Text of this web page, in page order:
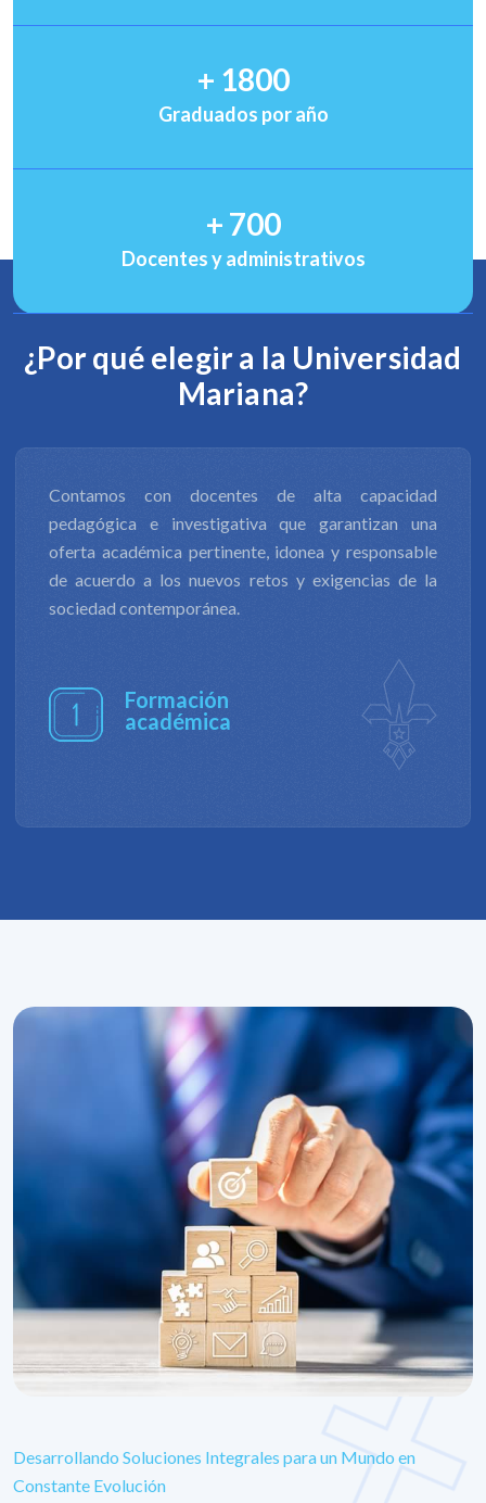
+ 1800
Graduados por año
+ 700
Docentes y administrativos
¿Por qué elegir a la Universidad
Mariana?
Contamos con docentes de alta capacidad
pedagógica e investigativa que garantizan una
oferta académica pertinente, idonea y responsable
de acuerdo a los nuevos retos y exigencias de la
sociedad contemporánea.
Formación
académica
Desarrollando Soluciones Integrales para un Mundo en
Constante Evolución